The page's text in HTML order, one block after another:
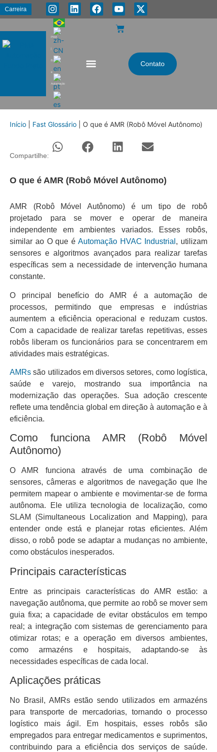
Carreira
PMA
|
Energia
e
Automação
Contato
Início Fast Glossário O que é AMR (Robô Móvel Autônomo)
Compartilhe:
O que é AMR (Robô Móvel Autônomo)
AMR (Robô Móvel Autônomo) é um tipo de robô
projetado para se mover e operar de maneira
independente em ambientes variados. Esses robôs,
similar ao O que é Automação HVAC Industrial , utilizam
sensores e algoritmos avançados para realizar tarefas
específicas sem a necessidade de intervenção humana
constante.
O principal benefício do AMR é a automação de
processos, permitindo que empresas e indústrias
aumentem a eficiência operacional e reduzam custos.
Com a capacidade de realizar tarefas repetitivas, esses
robôs liberam os funcionários para se concentrarem em
atividades mais estratégicas.
AMRs são utilizados em diversos setores, como logística,
saúde e varejo, mostrando sua importância na
modernização das operações. Sua adoção crescente
reflete uma tendência global em direção à automação e à
eficiência.
Como funciona AMR (Robô Móvel
Autônomo)
O AMR funciona através de uma combinação de
sensores, câmeras e algoritmos de navegação que lhe
permitem mapear o ambiente e movimentar-se de forma
autônoma. Ele utiliza tecnologia de localização, como
SLAM (Simultaneous Localization and Mapping), para
entender onde está e planejar rotas eficientes. Além
disso, o robô pode se adaptar a mudanças no ambiente,
como obstáculos inesperados.
Principais características
Entre as principais características do AMR estão: a
navegação autônoma, que permite ao robô se mover sem
guia fixa; a capacidade de evitar obstáculos em tempo
real; a integração com sistemas de gerenciamento para
otimizar rotas; e a operação em diversos ambientes,
como armazéns e hospitais, adaptando-se às
necessidades específicas de cada local.
Aplicações práticas
No Brasil, AMRs estão sendo utilizados em armazéns
para transporte de mercadorias, tornando o processo
logístico mais ágil. Em hospitais, esses robôs são
empregados para entregar medicamentos e suprimentos,
contribuindo para a eficiência dos serviços de saúde.